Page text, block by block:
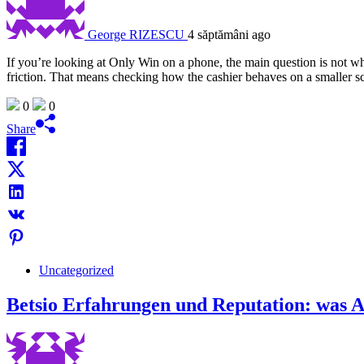
George RIZESCU 4 săptămâni ago
If you’re looking at Only Win on a phone, the main question is not
friction. That means checking how the cashier behaves on a smaller
0
0
Share
Uncategorized
Betsio Erfahrungen und Reputation: was